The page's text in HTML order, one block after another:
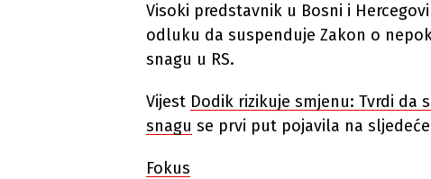
Visoki predstavnik u Bosni i
odluku da suspenduje Zakon o
snagu u RS.
Vijest Dodik rizikuje smjenu: Tvrdi da
snagu se prvi put pojavila na
Fokus